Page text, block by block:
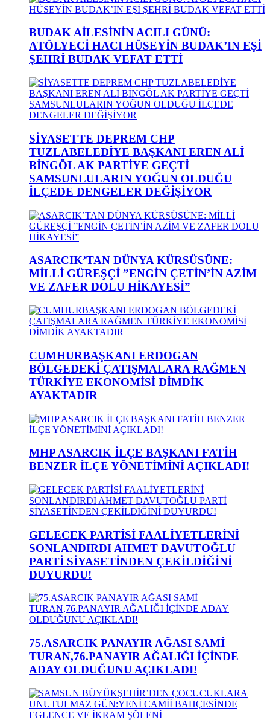
BUDAK AİLESİNİN ACILI GÜNÜ:
ATÖLYECİ HACI HÜSEYİN BUDAK’IN EŞİ
ŞEHRİ BUDAK VEFAT ETTİ
SİYASETTE DEPREM CHP
TUZLABELEDİYE BAŞKANI EREN ALİ
BİNGÖL AK PARTİYE GEÇTİ
SAMSUNLULARIN YOĞUN OLDUĞU
İLÇEDE DENGELER DEĞİŞİYOR
ASARCIK’TAN DÜNYA KÜRSÜSÜNE:
MİLLİ GÜREŞÇİ ”ENGİN ÇETİN’İN AZİM
VE ZAFER DOLU HİKAYESİ”
CUMHURBAŞKANI ERDOGAN
BÖLGEDEKİ ÇATIŞMALARA RAĞMEN
TÜRKİYE EKONOMİSİ DİMDİK
AYAKTADIR
MHP ASARCIK İLÇE BAŞKANI FATİH
BENZER İLÇE YÖNETİMİNİ AÇIKLADI!
GELECEK PARTİSİ FAALİYETLERİNİ
SONLANDIRDI AHMET DAVUTOĞLU
PARTİ SİYASETİNDEN ÇEKİLDİĞİNİ
DUYURDU!
75.ASARCIK PANAYIR AĞASI SAMİ
TURAN,76.PANAYIR AĞALIĞI İÇİNDE
ADAY OLDUĞUNU AÇIKLADI!